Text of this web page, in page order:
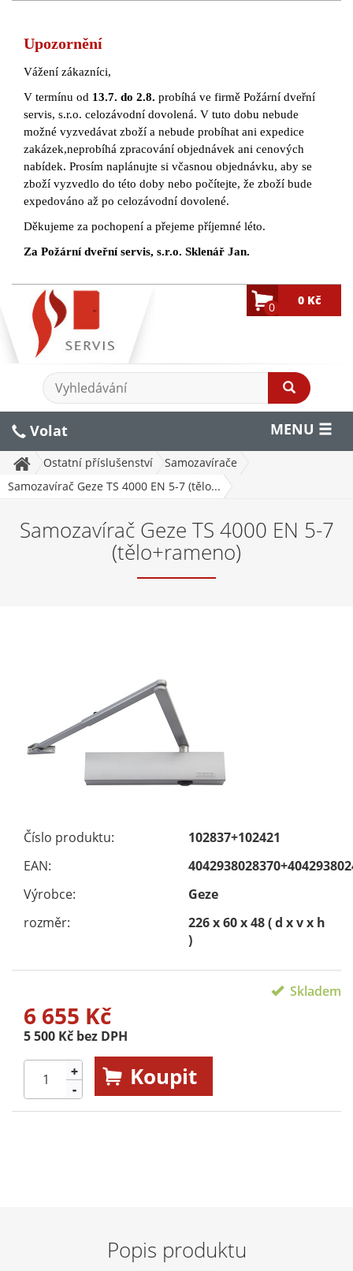
Upozornění
Vážení zákazníci,
V termínu od 13.7. do 2.8. probíhá ve firmě Požární dveřní
servis, s.r.o. celozávodní dovolená. V tuto dobu nebude
možné vyzvedávat zboží a nebude probíhat ani expedice
zakázek,neprobíhá zpracování objednávek ani cenových
nabídek. Prosím naplánujte si včasnou objednávku, aby se
zboží vyzvedlo do této doby nebo počítejte, že zboží bude
expedováno až po celozávodní dovolené.
Děkujeme za pochopení a přejeme příjemné léto.
Za Požární dveřní servis, s.r.o. Sklenář Jan.
0 0 Kč
MENU
Volat
Ostatní příslušenství
Samozavírače
Samozavírač Geze TS 4000 EN 5-7 (tělo...
Samozavírač Geze TS 4000 EN 5-7
(tělo+rameno)
Číslo produktu:
102837+102421
EAN:
Výrobce:
Geze
rozměr:
226 x 60 x 48 ( d x v x h
)
Skladem
6 655 Kč
5 500 Kč bez DPH
-
+ Koupit
Popis produktu